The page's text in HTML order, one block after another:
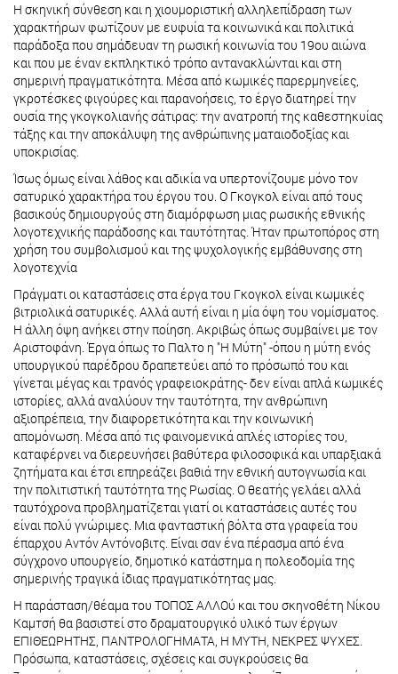
Η σκηνική σύνθεση και η χιουμοριστική αλληλεπίδραση των
χαρακτήρων φωτίζουν με ευφυία τα κοινωνικά και πολιτικά
παράδοξα που σημάδευαν τη ρωσική κοινωνία του 19ου αιώνα
και που με έναν εκπληκτικό τρόπο αντανακλώνται και στη
σημερινή πραγματικότητα. Μέσα από κωμικές παρερμηνείες,
γκροτέσκες φιγούρες και παρανοήσεις, το έργο διατηρεί την
ουσία της γκογκολιανής σάτιρας: την ανατροπή της καθεστηκυίας
τάξης και την αποκάλυψη της ανθρώπινης ματαιοδοξίας και
υποκρισίας.
Ίσως όμως είναι λάθος και αδικία να υπερτονίζουμε μόνο τον
σατυρικό χαρακτήρα του έργου του. Ο Γκογκολ είναι από τους
βασικούς δημιουργούς στη διαμόρφωση μιας ρωσικής εθνικής
λογοτεχνικής παράδοσης και ταυτότητας. Ήταν πρωτοπόρος στη
χρήση του συμβολισμού και της ψυχολογικής εμβάθυνσης στη
λογοτεχνία
Πράγματι οι καταστάσεις στα έργα του Γκογκολ είναι κωμικές
βιτριολικά σατυρικές. Αλλά αυτή είναι η μία όψη του νομίσματος.
Η άλλη όψη ανήκει στην ποίηση. Ακριβώς όπως συμβαίνει με τον
Αριστοφάνη. Έργα όπως το Παλτο η "Η Μύτη" -όπου η μύτη ενός
υπουργικού παρέδρου δραπετεύει από το πρόσωπό του και
γίνεται μέγας και τρανός γραφειοκράτης- δεν είναι απλά κωμικές
ιστορίες, αλλά αναλύουν την ταυτότητα, την ανθρώπινη
αξιοπρέπεια, την διαφορετικότητα και την κοινωνική
απομόνωση. Μέσα από τις φαινομενικά απλές ιστορίες του,
καταφέρνει να διερευνήσει βαθύτερα φιλοσοφικά και υπαρξιακά
ζητήματα και έτσι επηρεάζει βαθιά την εθνική αυτογνωσία και
την πολιτιστική ταυτότητα της Ρωσίας. Ο θεατής γελάει αλλά
ταυτόχρονα προβληματίζεται γιατί οι καταστάσεις αυτές του
είναι πολύ γνώριμες. Μια φανταστική βόλτα στα γραφεία του
έπαρχου Αντόν Αντόνοβιτς. Είναι σαν ένα πέρασμα από ένα
σύγχρονο υπουργείο, δημοτικό κατάστημα η πολεοδομία της
σημερινής τραγικά ίδιας πραγματικότητας μας.
Η παράσταση/θέαμα του ΤΟΠΟΣ ΑΛΛΟύ και του σκηνοθέτη Νίκου
Καμτσή θα βασιστεί στο δραματουργικό υλικό των έργων
ΕΠΙΘΕΩΡΗΤΗΣ, ΠΑΝΤΡΟΛΟΓΗΜΑΤΑ, Η ΜΥΤΗ, ΝΕΚΡΕΣ ΨΥΧΕΣ.
Πρόσωπα, καταστάσεις, σχέσεις και συγκρούσεις θα